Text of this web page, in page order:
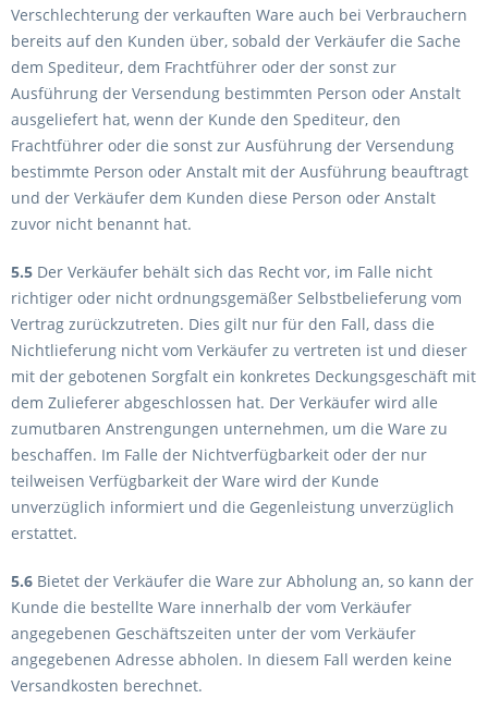
Verschlechterung der verkauften Ware auch bei Verbrauchern
bereits auf den Kunden über, sobald der Verkäufer die Sache
dem Spediteur, dem Frachtführer oder der sonst zur
Ausführung der Versendung bestimmten Person oder Anstalt
ausgeliefert hat, wenn der Kunde den Spediteur, den
Frachtführer oder die sonst zur Ausführung der Versendung
bestimmte Person oder Anstalt mit der Ausführung beauftragt
und der Verkäufer dem Kunden diese Person oder Anstalt
zuvor nicht benannt hat.
5.5 Der Verkäufer behält sich das Recht vor, im Falle nicht
richtiger oder nicht ordnungsgemäßer Selbstbelieferung vom
Vertrag zurückzutreten. Dies gilt nur für den Fall, dass die
Nichtlieferung nicht vom Verkäufer zu vertreten ist und dieser
mit der gebotenen Sorgfalt ein konkretes Deckungsgeschäft mit
dem Zulieferer abgeschlossen hat. Der Verkäufer wird alle
zumutbaren Anstrengungen unternehmen, um die Ware zu
beschaffen. Im Falle der Nichtverfügbarkeit oder der nur
teilweisen Verfügbarkeit der Ware wird der Kunde
unverzüglich informiert und die Gegenleistung unverzüglich
erstattet.
5.6 Bietet der Verkäufer die Ware zur Abholung an, so kann der
Kunde die bestellte Ware innerhalb der vom Verkäufer
angegebenen Geschäftszeiten unter der vom Verkäufer
angegebenen Adresse abholen. In diesem Fall werden keine
Versandkosten berechnet.